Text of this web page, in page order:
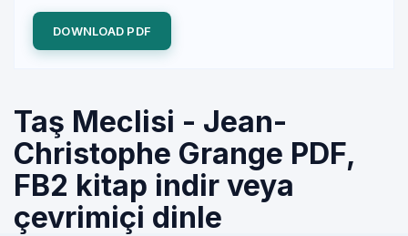
DOWNLOAD PDF
Taş Meclisi - Jean-
Christophe Grange PDF,
FB2 kitap indir veya
çevrimiçi dinle